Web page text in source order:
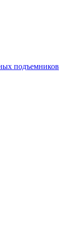
подъемников